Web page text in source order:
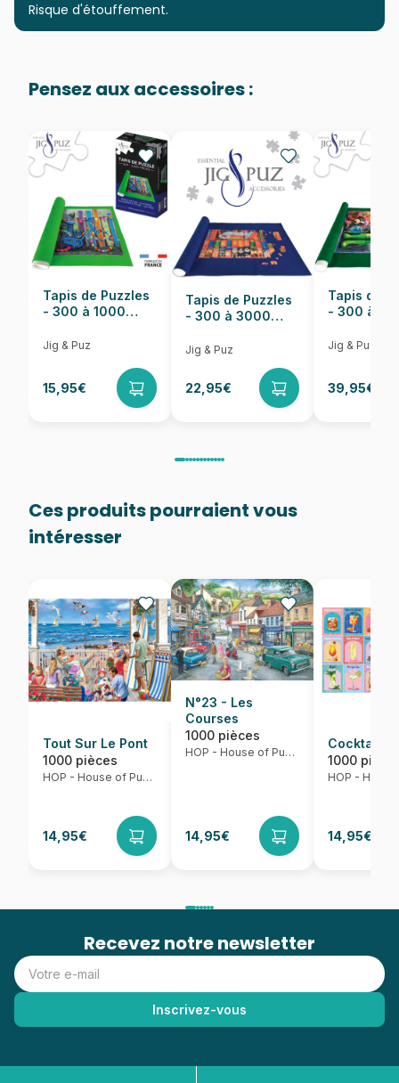
Age
Puzzle pour Adultes (500 à
Provenance Puzzles fabriqués en France
EAN 5060002004623
Nombre de pièces 1000 pièces
Dimensions 69 x 48 cm
Risque d'étouffement.
Pensez aux accessoires :
Tapis de Puzzles
- 300 à 1000
Jig & Puz
15,95€
Tapis de Puzzles
- 300 à 3000
Jig & Puz
22,95€
Tapis de
- 300 à
Jig & Puz
39,95€
Ces produits pourraient vous
intéresser
Tout Sur Le Pont
1000 pièces
HOP - House of Puzzles
14,95€
N°23 - Les
Courses
1000 pièces
HOP - House of Puzzles
14,95€
Cocktails
1000
14,95€
Recevez notre newsletter